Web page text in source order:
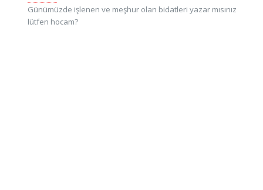
Günümüzde işlenen ve meşhur olan bidatleri yazar mısınız
lütfen hocam?